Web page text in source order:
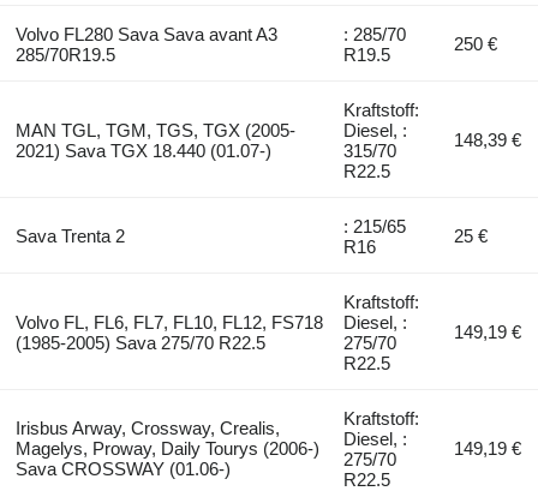
Volvo FL280 Sava Sava avant A3
285/70R19.5
: 285/70
R19.5
250 €
MAN TGL, TGM, TGS, TGX (2005-
2021) Sava TGX 18.440 (01.07-)
Kraftstoff:
Diesel, :
315/70
R22.5
148,39 €
Sava Trenta 2
: 215/65
R16
25 €
Volvo FL, FL6, FL7, FL10, FL12, FS718
(1985-2005) Sava 275/70 R22.5
Kraftstoff:
Diesel, :
275/70
R22.5
149,19 €
Irisbus Arway, Crossway, Crealis,
Magelys, Proway, Daily Tourys (2006-)
Sava CROSSWAY (01.06-)
Kraftstoff:
Diesel, :
275/70
R22.5
149,19 €